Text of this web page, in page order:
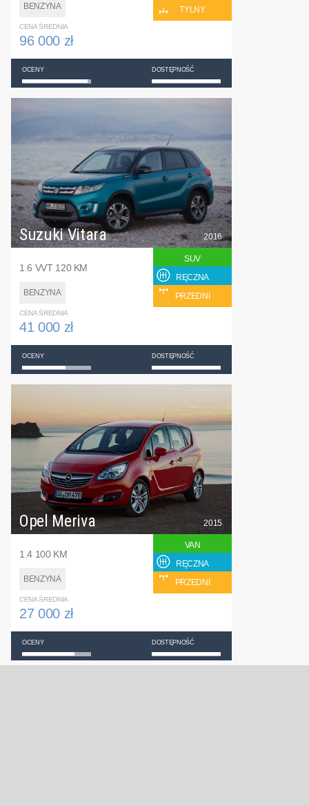
BENZYNA
TYLNY
CENA ŚREDNIA
96 000 zł
OCENY DOSTĘPNOŚĆ
Suzuki Vitara
1.6 VVT 120 KM
BENZYNA
2016
SUV
RĘCZNA
PRZEDNI
CENA ŚREDNIA
41 000 zł
OCENY DOSTĘPNOŚĆ
Opel Meriva
1.4 100 KM
BENZYNA
2015
VAN
RĘCZNA
PRZEDNI
CENA ŚREDNIA
27 000 zł
OCENY DOSTĘPNOŚĆ